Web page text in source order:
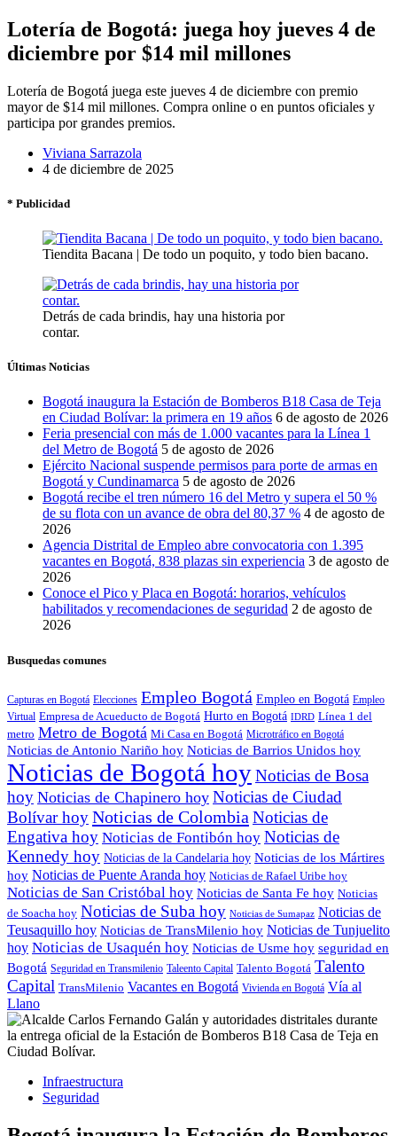
Lotería de Bogotá: juega hoy jueves 4 de
diciembre por $14 mil millones
Lotería de Bogotá juega este jueves 4 de diciembre con premio
mayor de $14 mil millones. Compra online o en puntos oficiales y
participa por grandes premios.
Viviana Sarrazola
4 de diciembre de 2025
* Publicidad
Tiendita Bacana | De todo un poquito, y todo bien bacano.
Detrás de cada brindis, hay una historia por
contar.
Últimas Noticias
Bogotá inaugura la Estación de Bomberos B18 Casa de Teja
en Ciudad Bolívar: la primera en 19 años 6 de agosto de 2026
Feria presencial con más de 1.000 vacantes para la Línea 1
del Metro de Bogotá 5 de agosto de 2026
Ejército Nacional suspende permisos para porte de armas en
Bogotá y Cundinamarca 5 de agosto de 2026
Bogotá recibe el tren número 16 del Metro y supera el 50 %
de su flota con un avance de obra del 80,37 % 4 de agosto de
2026
Agencia Distrital de Empleo abre convocatoria con 1.395
vacantes en Bogotá, 838 plazas sin experiencia 3 de agosto de
2026
Conoce el Pico y Placa en Bogotá: horarios, vehículos
habilitados y recomendaciones de seguridad 2 de agosto de
2026
Busquedas comunes
Capturas en Bogotá Elecciones Empleo Bogotá Empleo en Bogotá Empleo
Virtual Empresa de Acueducto de Bogotá Hurto en Bogotá IDRD Línea 1 del
metro Metro de Bogotá Mi Casa en Bogotá Microtráfico en Bogotá
Noticias de Antonio Nariño hoy Noticias de Barrios Unidos hoy
Noticias de Bogotá hoyNoticias de Bosa
hoy Noticias de Chapinero hoy Noticias de Ciudad
Bolívar hoyNoticias de Colombia Noticias de
Engativa hoy Noticias de Fontibón hoy Noticias de
Kennedy hoy Noticias de la Candelaria hoy Noticias de los Mártires
hoy Noticias de Puente Aranda hoy Noticias de Rafael Uribe hoy
Noticias de San Cristóbal hoy Noticias de Santa Fe hoy Noticias
de Soacha hoy Noticias de Suba hoy Noticias de Sumapaz Noticias de
Teusaquillo hoy Noticias de TransMilenio hoy Noticias de Tunjuelito
hoy Noticias de Usaquén hoy Noticias de Usme hoy seguridad en
Bogotá Seguridad en Transmilenio Taleento Capital Talento Bogotá Talento
Capital TransMilenio Vacantes en Bogotá Vivienda en Bogotá Vía al
Llano
Infraestructura
Seguridad